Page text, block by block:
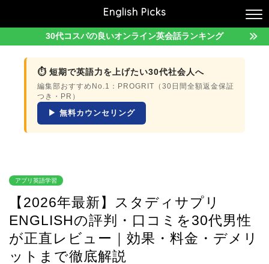
English Picks
30代コスパの良いオンライン英会話ランキング
⏱ 短期で英語力を上げたい30代社会人へ
編集部おすすめNo.1：PROGRIT（30日間全額返金保証
つき・PR）
▶ 無料カウンセリング
アプリ英語学習
【2026年最新】スタディサプリ
ENGLISHの評判・口コミを30代男性
が正直レビュー｜効果・料金・デメリ
ットまで徹底解説